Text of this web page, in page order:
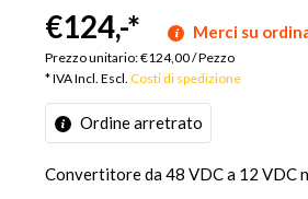
€124,-* Merci su
Prezzo unitario:€124,00/Pezzo
* IVA Incl. Escl.Costi di spedizione
Ordine arretrato
Convertitore da 48 VDC a 12 VDC